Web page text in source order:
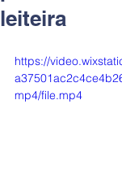
leiteira
https://
mp4/file.mp4